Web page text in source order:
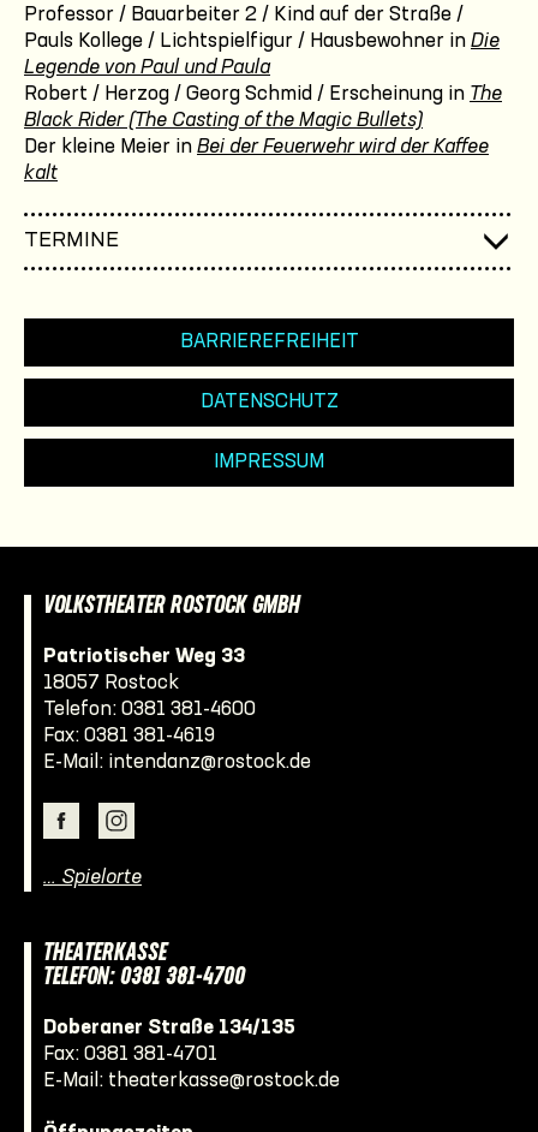
Professor / Bauarbeiter 2 / Kind auf der Straße /
Pauls Kollege / Lichtspielfigur / Hausbewohner in Die
Legende von Paul und Paula
Robert / Herzog / Georg Schmid / Erscheinung in The
Black Rider (The Casting of the Magic Bullets)
Der kleine Meier in Bei der Feuerwehr wird der Kaffee
kalt
TERMINE
BARRIEREFREIHEIT
DATENSCHUTZ
IMPRESSUM
VOLKSTHEATER ROSTOCK GMBH
Patriotischer Weg 33
18057 Rostock
Telefon: 0381 381-4600
Fax: 0381 381-4619
E-Mail: intendanz@rostock.de
… Spielorte
THEATERKASSE
TELEFON: 0381 381-4700
Doberaner Straße 134/135
Fax: 0381 381-4701
E-Mail: theaterkasse@rostock.de